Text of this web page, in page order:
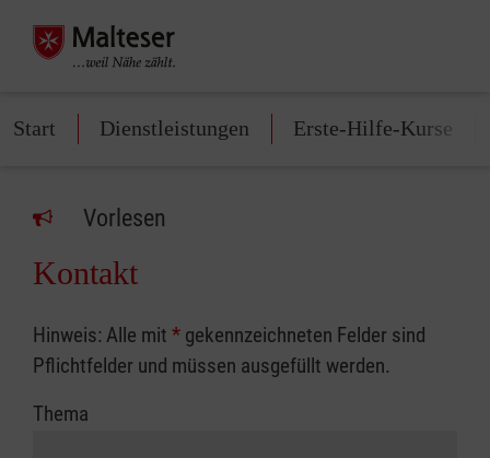
Start Dienstleistungen Erste-Hilfe-Kurse
Vorlesen
Kontakt
Hinweis: Alle mit * gekennzeichneten Felder sind
Pflichtfelder und müssen ausgefüllt werden.
Thema